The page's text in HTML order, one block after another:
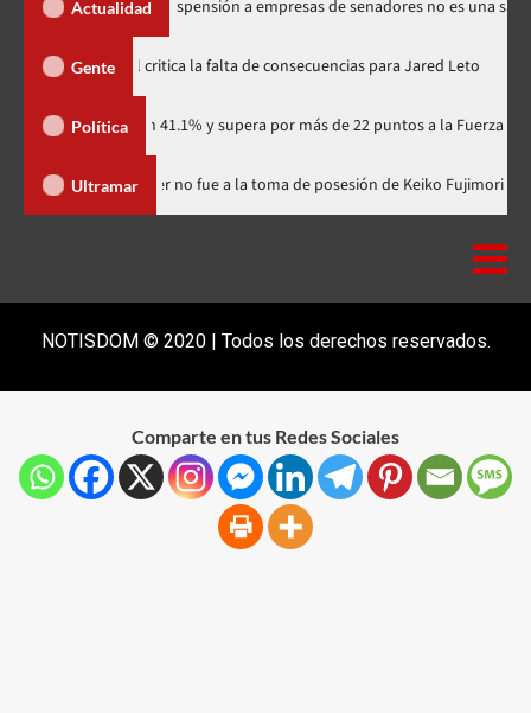
Actualidad
Santos dice suspensión a empresas de senadores no es una sanción
Gente
Directora de documental critica la falta de consecuencias para Jared
Política
con 41.1% y supera por más de 22 puntos a la Fuerza del Pueblo
Ultramar Luis Abinader no fue a la toma de posesión de Keiko
NOTISDOM © 2020 | Todos los derechos reservados.
Comparte en tus Redes Sociales